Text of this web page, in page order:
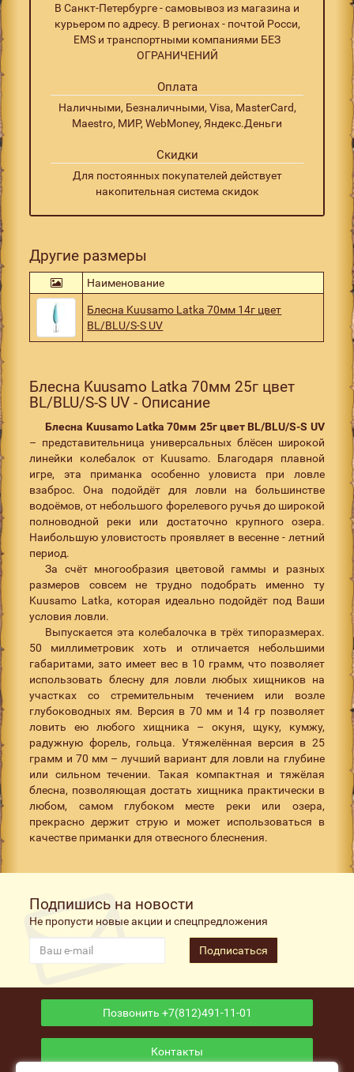
В Санкт-Петербурге - самовывоз из магазина и
курьером по адресу. В регионах - почтой Росси,
EMS и транспортными компаниями БЕЗ
ОГРАНИЧЕНИЙ
Оплата
Наличными, Безналичными, Visa, MasterCard,
Maestro, МИР, WebMoney, Яндекс.Деньги
Скидки
Для постоянных покупателей действует
накопительная система скидок
Другие размеры
Наименование
Блесна Kuusamo Latka 70мм 14г цвет
BL/BLU/S-S UV
Блесна Kuusamo Latka 70мм 25г цвет
BL/BLU/S-S UV - Описание
Блесна Kuusamo Latka 70мм 25г цвет BL/BLU/S-S UV
– представительница универсальных блёсен широкой
линейки колебалок от Kuusamo. Благодаря плавной
игре, эта приманка особенно уловиста при ловле
взаброс. Она подойдёт для ловли на большинстве
водоёмов, от небольшого форелевого ручья до широкой
полноводной реки или достаточно крупного озера.
Наибольшую уловистость проявляет в весенне - летний
период.
За счёт многообразия цветовой гаммы и разных
размеров совсем не трудно подобрать именно ту
Kuusamo Latka, которая идеально подойдёт под Ваши
условия ловли.
Выпускается эта колебалочка в трёх типоразмерах.
50 миллиметровик хоть и отличается небольшими
габаритами, зато имеет вес в 10 грамм, что позволяет
использовать блесну для ловли любых хищников на
участках со стремительным течением или возле
глубоководных ям. Версия в 70 мм и 14 гр позволяет
ловить ею любого хищника – окуня, щуку, кумжу,
радужную форель, гольца. Утяжелённая версия в 25
грамм и 70 мм – лучший вариант для ловли на глубине
или сильном течении. Такая компактная и тяжёлая
блесна, позволяющая достать хищника практически в
любом, самом глубоком месте реки или озера,
прекрасно держит струю и может использоваться в
качестве приманки для отвесного блеснения.
Подпишись на новости
Не пропусти новые акции и спецпредложения
Подписаться
Позвонить +7(812)491-11-01
Контакты